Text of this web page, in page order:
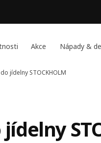
Akce Nápady &
jídelny STOCKHOLM